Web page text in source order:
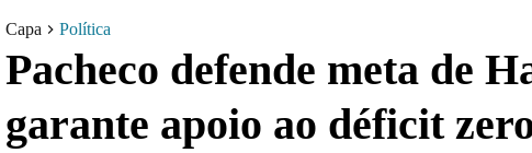
Capa Política
Pacheco defende meta de
garante apoio ao déficit